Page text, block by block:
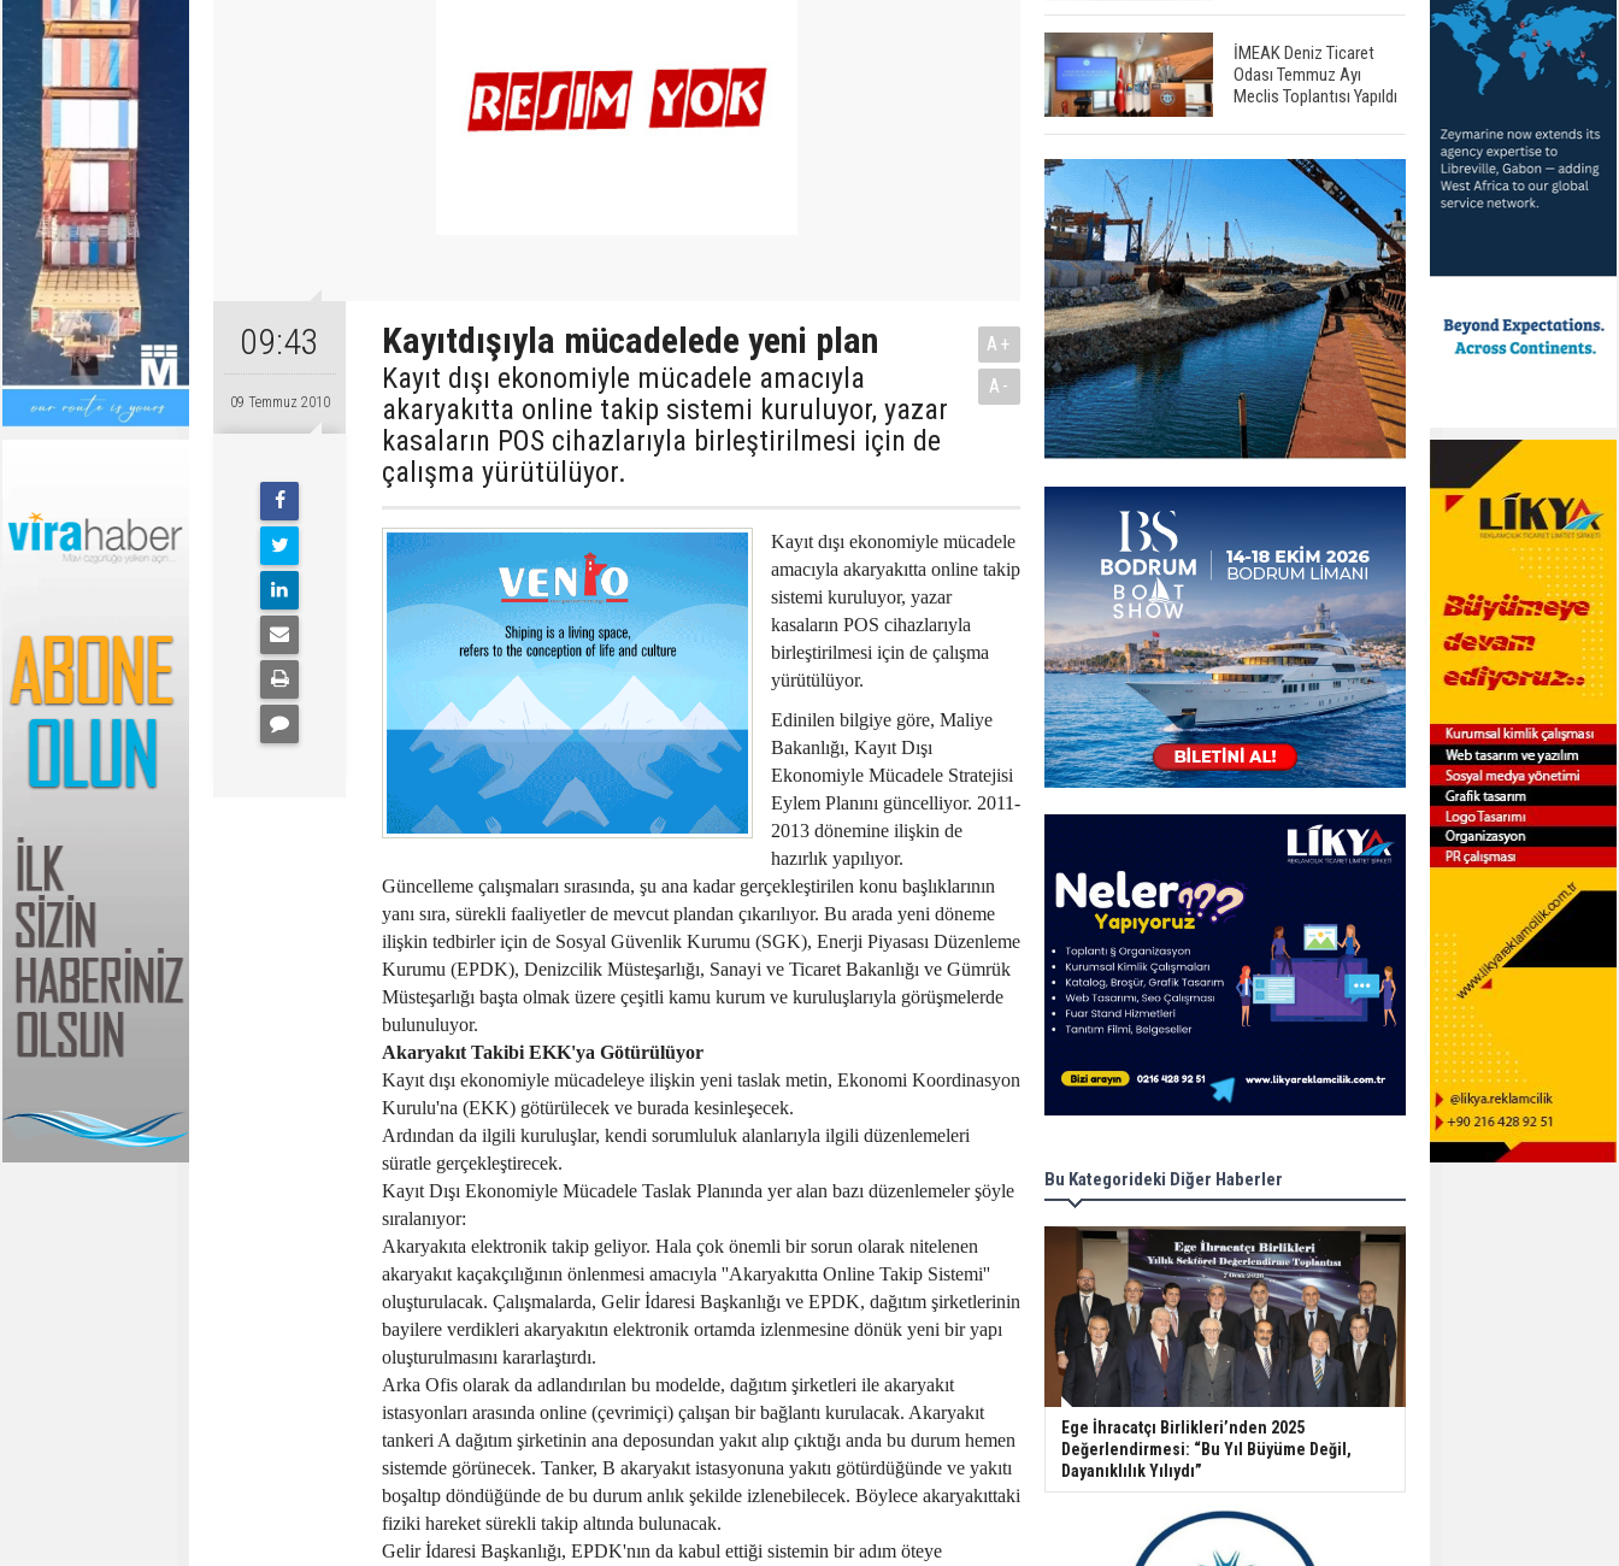
09:43
09 Temmuz 2010
Kayıtdışıyla mücadelede yeni plan
Kayıt dışı ekonomiyle mücadele amacıyla
akaryakıtta online takip sistemi kuruluyor, yazar
kasaların POS cihazlarıyla birleştirilmesi için de
çalışma yürütülüyor.
A+
A-
Kayıt dışı ekonomiyle mücadele
amacıyla akaryakıtta online takip
sistemi kuruluyor, yazar
kasaların POS cihazlarıyla
birleştirilmesi için de çalışma
yürütülüyor.
Edinilen bilgiye göre, Maliye
Bakanlığı, Kayıt Dışı
Ekonomiyle Mücadele Stratejisi
Eylem Planını güncelliyor. 2011-
2013 dönemine ilişkin de
hazırlık yapılıyor.
Güncelleme çalışmaları sırasında, şu ana kadar gerçekleştirilen konu başlıklarının
yanı sıra, sürekli faaliyetler de mevcut plandan çıkarılıyor. Bu arada yeni döneme
ilişkin tedbirler için de Sosyal Güvenlik Kurumu (SGK), Enerji Piyasası Düzenleme
Kurumu (EPDK), Denizcilik Müsteşarlığı, Sanayi ve Ticaret Bakanlığı ve Gümrük
Müsteşarlığı başta olmak üzere çeşitli kamu kurum ve kuruluşlarıyla görüşmelerde
bulunuluyor.
Akaryakıt Takibi EKK'ya Götürülüyor
Kayıt dışı ekonomiyle mücadeleye ilişkin yeni taslak metin, Ekonomi Koordinasyon
Kurulu'na (EKK) götürülecek ve burada kesinleşecek.
Ardından da ilgili kuruluşlar, kendi sorumluluk alanlarıyla ilgili düzenlemeleri
süratle gerçekleştirecek.
Kayıt Dışı Ekonomiyle Mücadele Taslak Planında yer alan bazı düzenlemeler şöyle
sıralanıyor:
Akaryakıta elektronik takip geliyor. Hala çok önemli bir sorun olarak nitelenen
akaryakıt kaçakçılığının önlenmesi amacıyla ''Akaryakıtta Online Takip Sistemi''
oluşturulacak. Çalışmalarda, Gelir İdaresi Başkanlığı ve EPDK, dağıtım şirketlerinin
bayilere verdikleri akaryakıtın elektronik ortamda izlenmesine dönük yeni bir yapı
oluşturulmasını kararlaştırdı.
Arka Ofis olarak da adlandırılan bu modelde, dağıtım şirketleri ile akaryakıt
istasyonları arasında online (çevrimiçi) çalışan bir bağlantı kurulacak. Akaryakıt
tankeri A dağıtım şirketinin ana deposundan yakıt alıp çıktığı anda bu durum hemen
sistemde görünecek. Tanker, B akaryakıt istasyonuna yakıtı götürdüğünde ve yakıtı
boşaltıp döndüğünde de bu durum anlık şekilde izlenebilecek. Böylece akaryakıttaki
fiziki hareket sürekli takip altında bulunacak.
Gelir İdaresi Başkanlığı, EPDK'nın da kabul ettiği sistemin bir adım öteye
İMEAK Deniz Ticaret
Odası Temmuz Ayı
Meclis Toplantısı Yapıldı
Bu Kategorideki Diğer Haberler
Ege İhracatçı Birlikleri’nden 2025
Değerlendirmesi: “Bu Yıl Büyüme Değil,
Dayanıklılık Yılıydı”